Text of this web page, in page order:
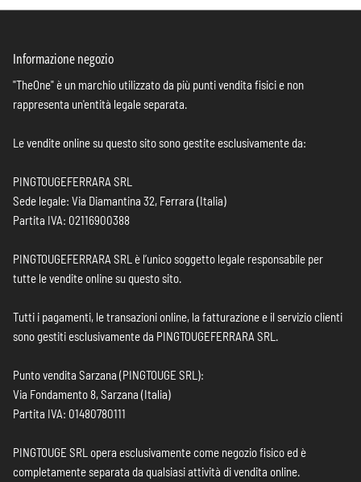
Informazione negozio
"TheOne" è un marchio utilizzato da più punti vendita fisici e non
rappresenta un'entità legale separata.
Le vendite online su questo sito sono gestite esclusivamente da:
PINGTOUGEFERRARA SRL
Sede legale: Via Diamantina 32, Ferrara (Italia)
Partita IVA: 02116900388
PINGTOUGEFERRARA SRL è l’unico soggetto legale responsabile per
tutte le vendite online su questo sito.
Tutti i pagamenti, le transazioni online, la fatturazione e il servizio clienti
sono gestiti esclusivamente da PINGTOUGEFERRARA SRL.
Punto vendita Sarzana (PINGTOUGE SRL):
Via Fondamento 8, Sarzana (Italia)
Partita IVA: 01480780111
PINGTOUGE SRL opera esclusivamente come negozio fisico ed è
completamente separata da qualsiasi attività di vendita online.